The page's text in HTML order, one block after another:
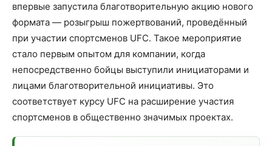
впервые запустила благотворительную акцию нового
формата — розыгрыш пожертвований, проведённый
при участии спортсменов UFC. Такое мероприятие
стало первым опытом для компании, когда
непосредственно бойцы выступили инициаторами и
лицами благотворительной инициативы. Это
соответствует курсу UFC на расширение участия
спортсменов в общественно значимых проектах.